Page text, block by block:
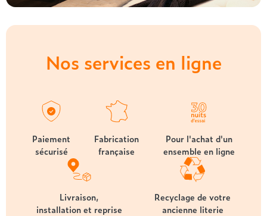
Nos services en ligne
Paiement
sécurisé
Fabrication
française
Pour l'achat d'un
ensemble en ligne
Livraison,
installation et reprise
Recyclage de votre
ancienne literie